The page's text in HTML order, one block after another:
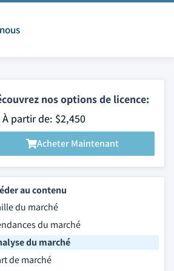
nos options de licence:
À partir de: $2,450
Acheter Maintenant
au contenu
du marché
du marché
du marché
de marché